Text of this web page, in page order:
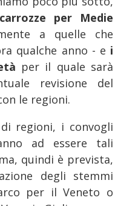
per Medie
a quelle che
qualche anno - e i
per il quale sarà
revisione del
le regioni.
regioni, i convogli
ad essere tali
quindi è prevista,
degli stemmi
per il Veneto o